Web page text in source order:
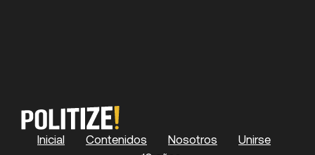
Inicial Contenidos Nosotros
Unirse